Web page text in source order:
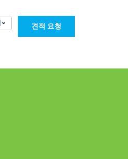
견적 요청